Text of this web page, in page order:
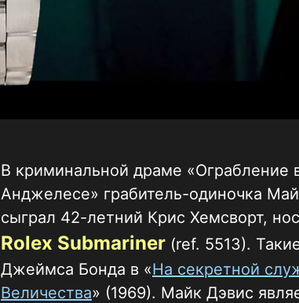
В криминальной драме «Ограбление
Анджелесе» грабитель-одиночка
сыграл 42-летний Крис Хемсворт,
Rolex Submariner (ref. 5513).
Джеймса Бонда в «На секретной
Величества» (1969). Майк Дэвис